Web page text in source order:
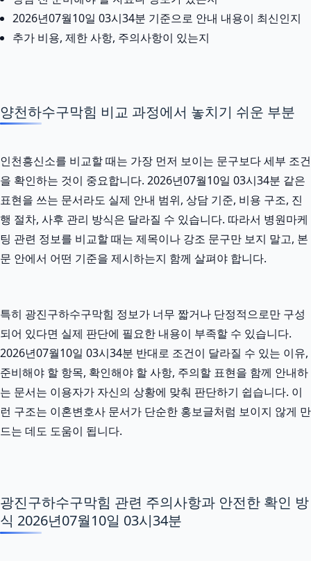
2026년07월10일 03시34분 기준으로 안내 내용이 최신인지
추가 비용, 제한 사항, 주의사항이 있는지
양천하수구막힘 비교 과정에서 놓치기 쉬운 부분
인천흥신소를 비교할 때는 가장 먼저 보이는 문구보다 세부 조건
을 확인하는 것이 중요합니다. 2026년07월10일 03시34분 같은
표현을 쓰는 문서라도 실제 안내 범위, 상담 기준, 비용 구조, 진
행 절차, 사후 관리 방식은 달라질 수 있습니다. 따라서 병원마케
팅 관련 정보를 비교할 때는 제목이나 강조 문구만 보지 말고, 본
문 안에서 어떤 기준을 제시하는지 함께 살펴야 합니다.
특히 광진구하수구막힘 정보가 너무 짧거나 단정적으로만 구성
되어 있다면 실제 판단에 필요한 내용이 부족할 수 있습니다.
2026년07월10일 03시34분 반대로 조건이 달라질 수 있는 이유,
준비해야 할 항목, 확인해야 할 사항, 주의할 표현을 함께 안내하
는 문서는 이용자가 자신의 상황에 맞춰 판단하기 쉽습니다. 이
런 구조는 이혼변호사 문서가 단순한 홍보글처럼 보이지 않게 만
드는 데도 도움이 됩니다.
광진구하수구막힘 관련 주의사항과 안전한 확인 방
식 2026년07월10일 03시34분